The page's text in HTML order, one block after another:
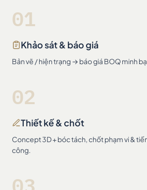
01
Khảo sát & báo giá
Bản vẽ / hiện trạng → báo giá BOQ minh
02
Thiết kế & chốt
Concept 3D + bóc tách, chốt phạm vi &
công.